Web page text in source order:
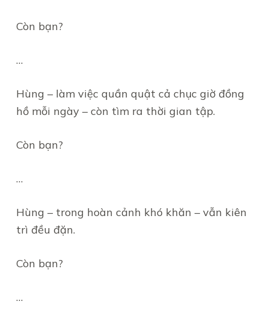
Còn bạn?
…
Hùng – làm việc quần quật cả chục giờ đồng
hồ mỗi ngày – còn tìm ra thời gian tập.
Còn bạn?
…
Hùng – trong hoàn cảnh khó khăn – vẫn kiên
trì đều đặn.
Còn bạn?
…